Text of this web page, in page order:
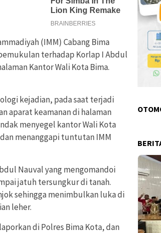
(IMM) Cabang Bima
terhadap Korlap I Abdul
Kantor Wali Kota Bima.
kejadian, pada saat terjadi
aparat keamanan di halaman
menyegel kantor Wali Kota
menanggapi tuntutan IMM
Nauval yang mengomandoi
jatuh tersungkur di tanah.
sehingga menimbulkan luka di
leher.
di Polres Bima Kota, dan